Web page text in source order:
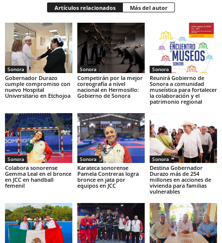
Artículos relacionados Más del autor
Sonora
Gobernador Durazo
cumple compromiso con
nuevo Hospital
Universitario en Etchojoa
Sonora
Competirán por la mejor
coreografía a nivel
nacional en Hermosillo:
Gobierno de Sonora
Sonora
Reunirá Gobierno de
Sonora a comunidad
museística para fortalecer
la colaboración y el
patrimonio regional
Sonora
Colabora sonorense
Gemma Leal en el bronce
en JCC en handball
femenil
Sonora
Karateca sonorense
Pamela Contreras logra
bronce en jata por
equipos en JCC
Sonora
Destina Gobernador
Durazo más de 254
millones en acciones de
vivienda para familias
vulnerables